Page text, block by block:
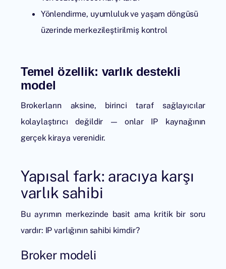
Yönlendirme, uyumluluk ve yaşam döngüsü
üzerinde merkezileştirilmiş kontrol
Temel özellik: varlık destekli
model
Brokerların aksine, birinci taraf sağlayıcılar
kolaylaştırıcı değildir — onlar IP kaynağının
gerçek kiraya verenidir.
Yapısal fark: aracıya karşı
varlık sahibi
Bu ayrımın merkezinde basit ama kritik bir soru
vardır: IP varlığının sahibi kimdir?
Broker modeli